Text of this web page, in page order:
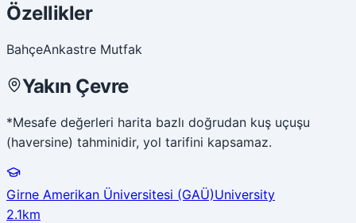
Özellikler
BahçeAnkastre Mutfak
Yakın Çevre
*Mesafe değerleri harita bazlı doğrudan kuş uçuşu
(haversine) tahminidir, yol tarifini kapsamaz.
Girne Amerikan Üniversitesi (GAÜ)University
2.1km